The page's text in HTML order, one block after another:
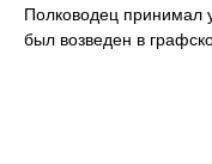
Полководец принимал
был возведен в